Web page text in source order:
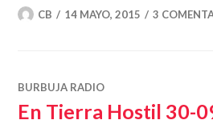
CB 14 MAYO, 2015 3
BURBUJA RADIO
En Tierra Hostil 30-